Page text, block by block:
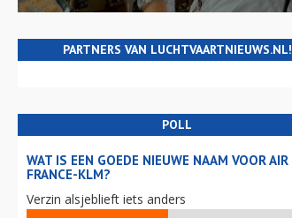
PARTNERS VAN LUCHTVAARTNIEUWS.NL!
POLL
WAT IS EEN GOEDE NIEUWE NAAM VOOR AIR
FRANCE-KLM?
Verzin alsjeblieft iets anders